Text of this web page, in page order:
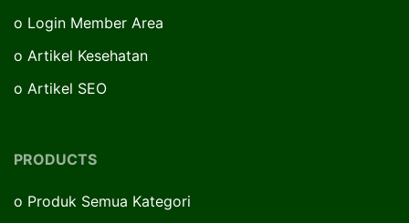
o Login Member Area
o Artikel Kesehatan
o Artikel SEO
PRODUCTS
o Produk Semua Kategori